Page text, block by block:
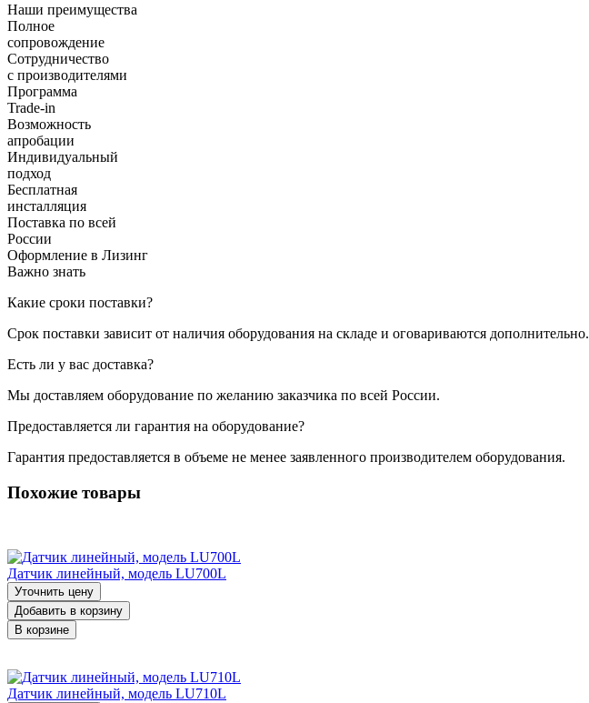
Наши преимущества
Полное
сопровождение
Сотрудничество
с производителями
Программа
Trade-in
Возможность
апробации
Индивидуальный
подход
Бесплатная
инсталляция
Поставка по всей
России
Оформление в Лизинг
Важно знать
Какие сроки поставки?
Срок поставки зависит от наличия оборудования на складе и оговариваются дополнительно.
Есть ли у вас доставка?
Мы доставляем оборудование по желанию заказчика по всей России.
Предоставляется ли гарантия на оборудование?
Гарантия предоставляется в объеме не менее заявленного производителем оборудования.
Похожие товары
Датчик линейный, модель LU700L
Уточнить цену
Добавить в корзину
В корзине
Датчик линейный, модель LU710L